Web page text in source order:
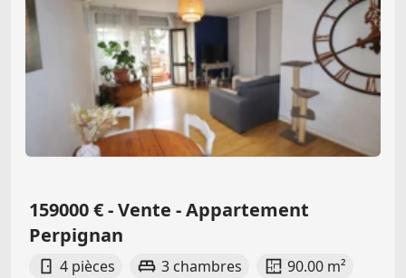
159000 € - Vente - Appartement
Perpignan
4 pièces 3 chambres
90.00 m²